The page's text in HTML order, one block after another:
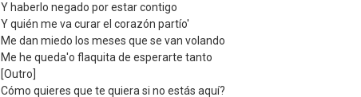
Y haberlo negado por estar contigo
Y quién me va curar el corazón partío'
Me dan miedo los meses que se van volando
Me he queda'o flaquita de esperarte tanto
[Outro]
Cómo quieres que te quiera si no estás aquí?